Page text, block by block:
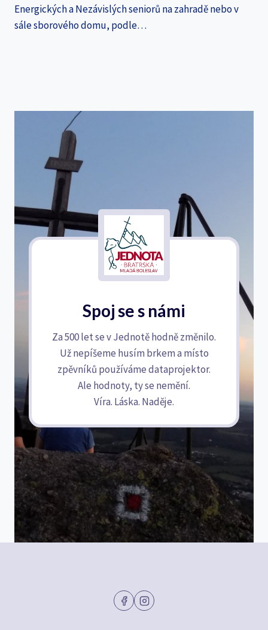
Energických a Nezávislých seniorů na zahradě nebo v
sále sborového domu, podle…
Spoj se s námi
Za 500 let se v Jednotě hodně změnilo.
Už nepíšeme husím brkem a místo
zpěvníků používáme dataprojektor.
Ale hodnoty, ty se nemění.
Víra. Láska. Naděje.